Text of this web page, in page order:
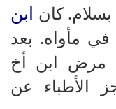
بسلام. كان
ابن
في مأواه. بعد
مرض ابن أخ
الأطباء عن